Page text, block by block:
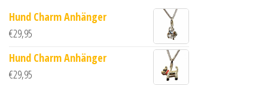
Hund Charm Anhänger
€29,95
Hund Charm Anhänger
€29,95